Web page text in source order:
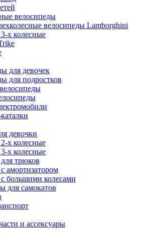
велосипеды
велосипеды Lamborghini
х колесные
для девочек
для подростков
девочки
х колесные
х колесные
трюков
амортизатором
большими колесами
для самокатов
и ассексуары